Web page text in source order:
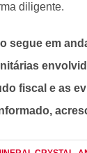
diligente.
segue em
fiscal e as